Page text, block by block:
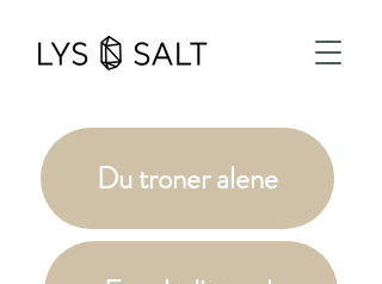
Du troner alene